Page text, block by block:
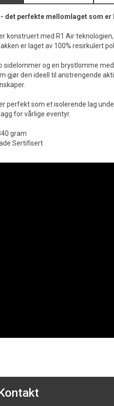
- det perfekte mellomlaget som
konstruert med R1 Air
er laget av 100% resirkulert
sidelommer og en brystlomme
gjør den ideell til anstrengende
perfekt som et isolerende lag
for vårlige eventyr.
gram
Sertifisert